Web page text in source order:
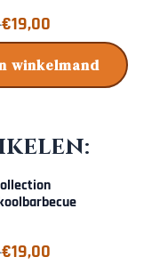
voor 19,00
€19,00
winkelmand
voor 19,00
€19,00